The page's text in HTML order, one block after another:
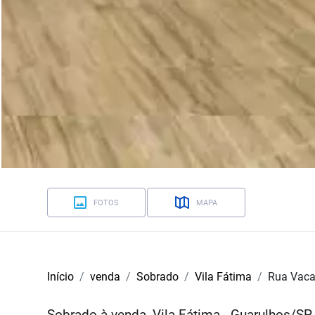
FOTOS MAPA
Início venda Sobrado Vila Fátima Rua